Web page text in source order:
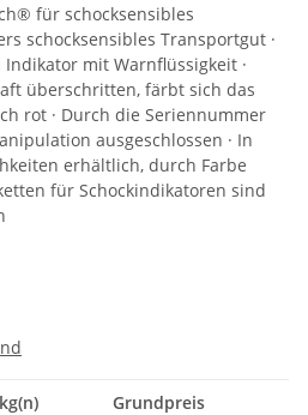
für schocksensibles
schocksensibles Transportgut ·
mit Warnflüssigkeit ·
überschritten, färbt sich das
rot · Durch die Seriennummer
ausgeschlossen · In
erhältlich, durch Farbe
für Schockindikatoren sind
Grundpreis